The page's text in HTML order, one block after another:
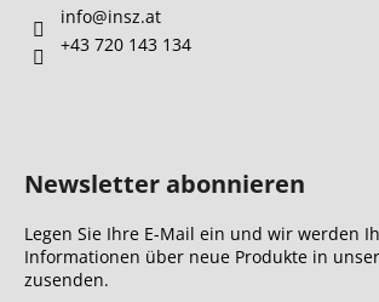
info@insz.at
+43 720 143 134
Newsletter abonnieren
Legen Sie Ihre E-Mail ein und wir werden
Informationen über neue Produkte in
zusenden.